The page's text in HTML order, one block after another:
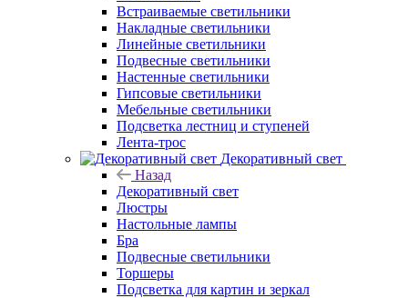
Встраиваемые светильники
Накладные светильники
Линейные светильники
Подвесные светильники
Настенные светильники
Гипсовые светильники
Мебельные светильники
Подсветка лестниц и ступеней
Лента-трос
Декоративный свет
Назад
Декоративный свет
Люстры
Настольные лампы
Бра
Подвесные светильники
Торшеры
Подсветка для картин и зеркал